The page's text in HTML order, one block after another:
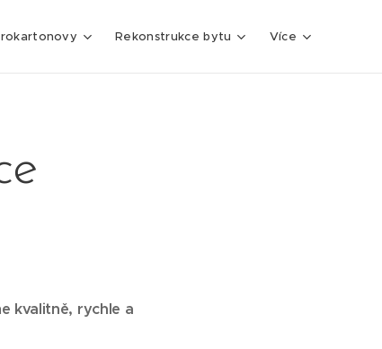
Rekonstrukce bytu Více
kvalitně, rychle a